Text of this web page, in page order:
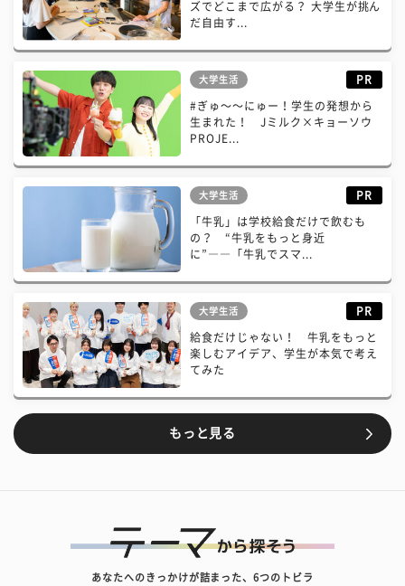
ズでどこまで広がる？ 大学生が挑ん
だ自由す...
大学生活 PR
#ぎゅ〜〜にゅー！学生の発想から
生まれた！ Jミルク×キョーソウ
PROJE...
大学生活 PR
「牛乳」は学校給食だけで飲むも
の？ “牛乳をもっと身近
に”――「牛乳でスマ...
大学生活 PR
給食だけじゃない！ 牛乳をもっと
楽しむアイデア、学生が本気で考え
てみた
もっと見る
あなたへのきっかけが詰まった、6つのトビラ